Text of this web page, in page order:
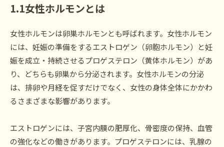
1.1女性ホルモンとは
女性ホルモンは卵巣ホルモンとも呼ばれます。女性ホルモン
には、妊娠の準備をするエストロゲン（卵胞ホルモン）と妊
娠を成立・持続させるプロゲステロン（黄体ホルモン）があ
り、どちらも卵巣から分泌されます。女性ホルモンの分泌
は、排卵や月経を促すだけでなく、女性の身体全体にかかわ
るさまざまな影響があります。
エストロゲンには、子宮内膜の肥厚化、骨密度の保持、血管
の強化などの働きがあります。プロゲステロンには、乳腺の